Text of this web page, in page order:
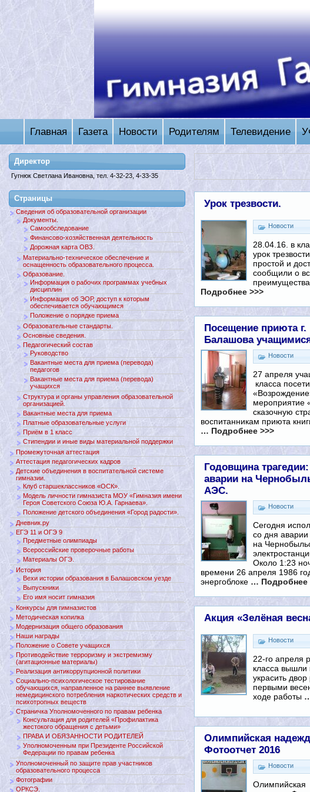
Главная Газета Новости Родителям Телевидение
Урок трезвости.
Новости
28.04.16. в
урок
простой и
сообщили о
Подробнее >>>
Посещение приюта г.
Балашова
Новости
27 апреля
класса
мероприятие
сказочную
воспитанникам приюта
… Подробнее >>>
Годовщина
аварии на
АЭС.
Новости
Сегодня
со дня аварии
на
Около 1:23
времени 26 апреля 1986
энергоблоке … Подробнее
Акция «Зелёная
Новости
22-го апреля
класса вышли
украсить
первыми
ходе работы
Олимпийская
Фотоотчет 2016
Новости
Олимпийская
Директор
Гугнюк Светлана Ивановна, тел. 4-32-23, 4-33-35
Страницы
Сведения об образовательной организации
Документы.
Самообследование
Финансово-хозяйственная деятельность
Дорожная карта ОВЗ.
Материально-техническое обеспечение и
оснащенность образовательного процесса.
Образование.
Информация о рабочих программах учебных
дисциплин
Информация об ЭОР, доступ к которым
обеспечивается обучающимся
Положение о порядке приема
Образовательные стандарты.
Основные сведения.
Педагогический состав
Руководство
Вакантные места для приема (перевода)
педагогов
Вакантные места для приема (перевода)
учащихся
Структура и органы управления образовательной
организацией.
Вакантные места для приема
Платные образовательные услуги
Приём в 1 класс
Стипендии и иные виды материальной поддержки
Промежуточная аттестация
Аттестация педагогических кадров
Детские объединения в воспитательной системе
гимназии.
Клуб старшеклассников «ОСК».
Модель личности гимназиста МОУ «Гимназия имени
Героя Советского Союза Ю.А. Гарнаева».
Положение детского объединения «Город радости».
Дневник.ру
ЕГЭ 11 и ОГЭ 9
Предметные олимпиады
Всероссийские проверочные работы
Материалы ОГЭ.
История
Вехи истории образования в Балашовском уезде
Выпускники
Его имя носит гимназия
Конкурсы для гимназистов
Методическая копилка
Модернизация общего образования
Наши награды
Положение о Совете учащихся
Противодействие терроризму и экстремизму
(агитационные материалы)
Реализация антикоррупционной политики
Социально-психологическое тестирование
обучающихся, направленное на раннее выявление
немедицинского потребления наркотических средств и
психотропных веществ
Страничка Уполномоченного по правам ребенка
Консультация для родителей «Профилактика
жестокого обращения с детьми»
ПРАВА И ОБЯЗАННОСТИ РОДИТЕЛЕЙ
Уполномоченным при Президенте Российской
Федерации по правам ребенка
Уполномоченный по защите прав участников
образовательного процесса
Фотографии
ОРКСЭ.